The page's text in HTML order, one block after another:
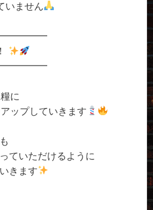
いません
に
ップしていきます
ていただけるように
きます